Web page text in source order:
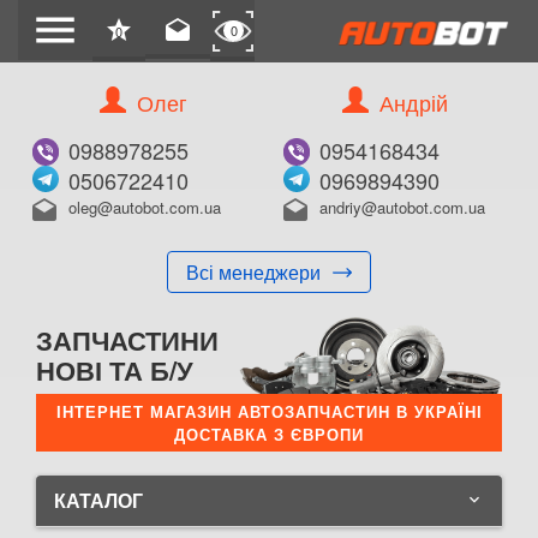
menu star
0 drafts 0
Олег
0988978255
0506722410
drafts oleg@autobot.com.ua
Всі менеджери
Андрій
0954168434
0969894390
drafts andriy@autobot.com.ua
ЗАПЧАСТИНИ
НОВІ ТА Б/У
ІНТЕРНЕТ МАГАЗИН АВТОЗАПЧАСТИН В УКРАЇНІ
ДОСТАВКА З ЄВРОПИ
КАТАЛОГ keyboard_arrow_down